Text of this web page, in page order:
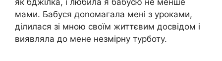
як бджілка, і любила я бабусю не менше
мами. Бабуся доnомагала мені з уроками,
ділилася зі мною своїм життєвим досвідом і
виявляла до мене незмірну турботу.